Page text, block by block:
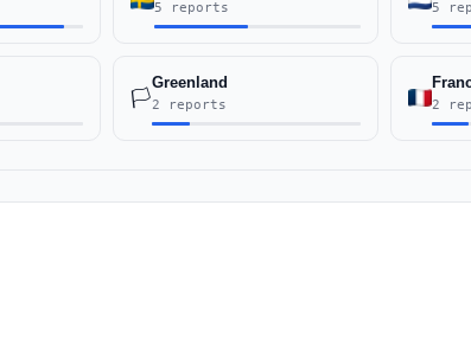
5 reports 5
🏳️
Greenland
2 reports 2